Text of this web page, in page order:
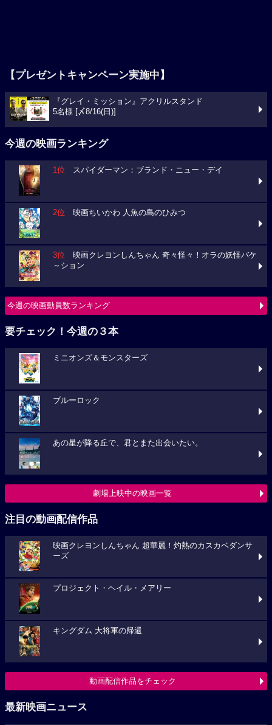
【プレゼントキャンペーン実施中】
『グレイ・ミッション』アクリルスタンド
5名様 [〆8/16(日)]
今週の映画ランキング
1位 スパイダーマン：ブランド・ニュー・デイ
2位 映画ちいかわ 人魚の島のひみつ
3位 映画クレヨンしんちゃん 奇々怪々！オラの妖怪バケ
～ション
今週の映画動員数ランキング
要チェック！今週の３本
ミニオンズ＆モンスターズ
ブルーロック
あの星が降る丘で、君とまた出会いたい。
劇場上映中の映画一覧
注目の動画配信作品
映画クレヨンしんちゃん 超華麗！灼熱のカスカベダンサ
ーズ
プロジェクト・ヘイル・メアリー
キングダム 大将軍の帰還
動画配信作品をチェック
最新映画ニュース